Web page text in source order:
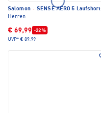
Salomon · SENSE AERO 5 Laufshort
Herren
€ 69,99 -22 %
UVP* € 89,99